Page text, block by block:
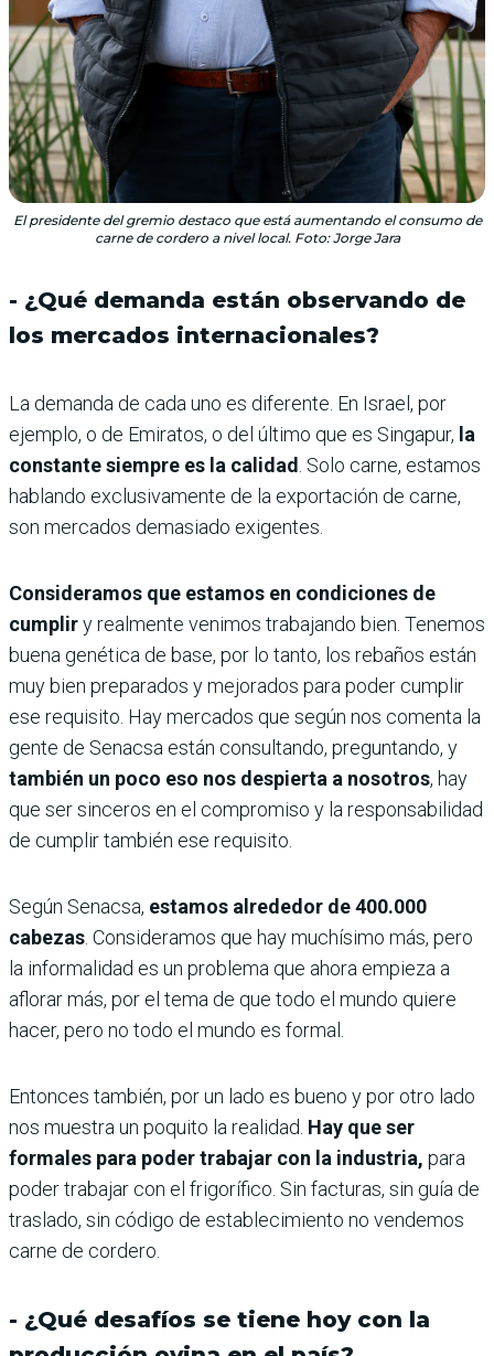
El presidente del gremio destaco que está aumentando el consumo de
carne de cordero a nivel local. Foto: Jorge Jara
- ¿Qué demanda están observando de
los mercados internacionales?
La demanda de cada uno es diferente. En Israel, por
ejemplo, o de Emiratos, o del último que es Singapur, la
constante siempre es la calidad . Solo carne, estamos
hablando exclusivamente de la exportación de carne,
son mercados demasiado exigentes.
Consideramos que estamos en condiciones de
cumpliry realmente venimos trabajando bien. Tenemos
buena genética de base, por lo tanto, los rebaños están
muy bien preparados y mejorados para poder cumplir
ese requisito. Hay mercados que según nos comenta la
gente de Senacsa están consultando, preguntando, y
también un poco eso nos despierta a nosotros, hay
que ser sinceros en el compromiso y la responsabilidad
de cumplir también ese requisito.
Según Senacsa, estamos alrededor de 400.000
cabezas . Consideramos que hay muchísimo más, pero
la informalidad es un problema que ahora empieza a
aflorar más, por el tema de que todo el mundo quiere
hacer, pero no todo el mundo es formal.
Entonces también, por un lado es bueno y por otro lado
nos muestra un poquito la realidad. Hay que ser
formales para poder trabajar con la industria, para
poder trabajar con el frigorífico. Sin facturas, sin guía de
traslado, sin código de establecimiento no vendemos
carne de cordero.
- ¿Qué desafíos se tiene hoy con la